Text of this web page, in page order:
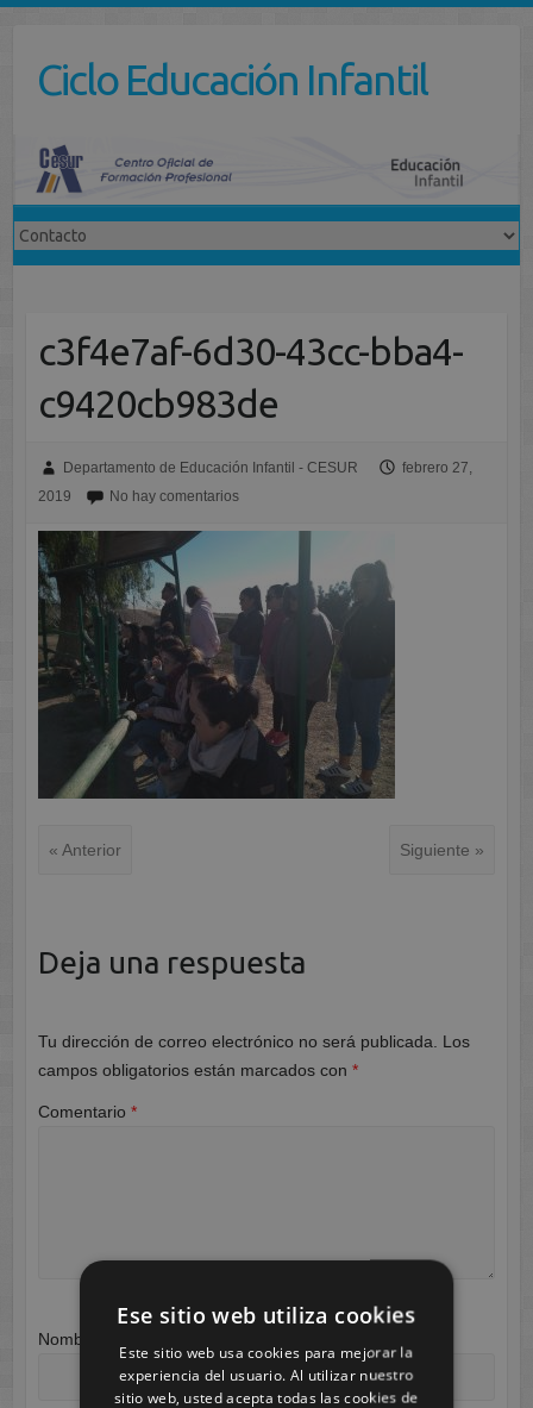
contenidoCiclo Educación Infantil
c3f4e7af-6d30-43cc-bba4-
c9420cb983de
Departamento de Educación Infantil - CESUR
febrero 27,
2019
No hay comentarios
« Anterior Siguiente »
Deja una respuesta
Tu dirección de correo electrónico no será publicada.
Los
campos obligatorios están marcados con *
Comentario *
Nombre
Ese sitio web utiliza cookies
Este sitio web usa cookies para mejorar la
experiencia del usuario. Al utilizar nuestro
sitio web, usted acepta todas las cookies de